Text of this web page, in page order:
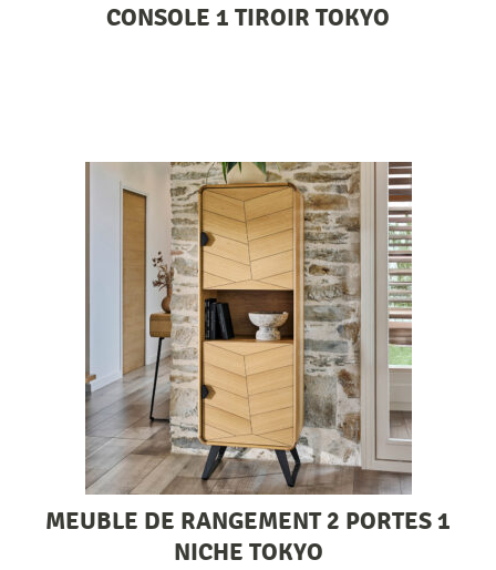
CONSOLE 1 TIROIR TOKYO
MEUBLE DE RANGEMENT 2 PORTES 1
NICHE TOKYO